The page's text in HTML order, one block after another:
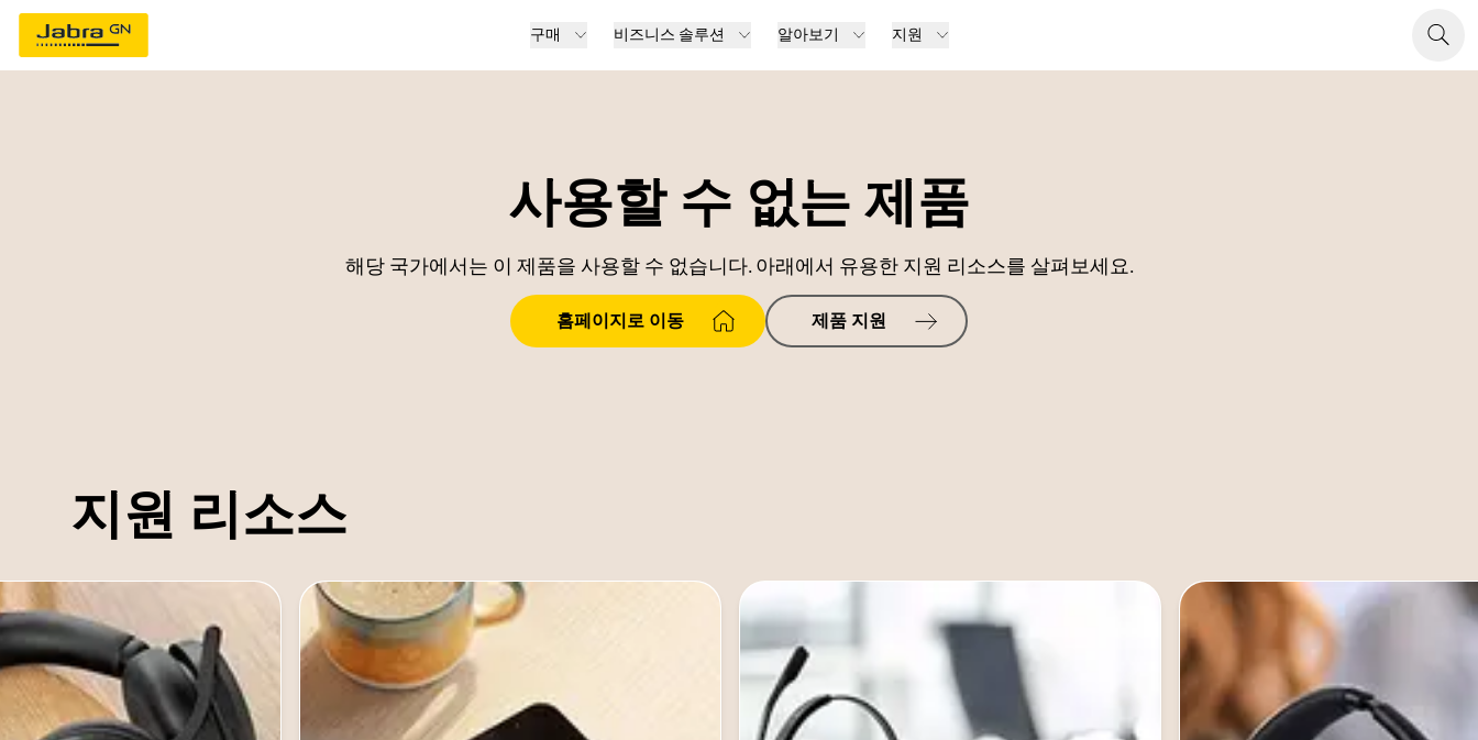
구매 비즈니스 솔루션 알아보기 지원
사용할 수 없는 제품
해당 국가에서는 이 제품을 사용할 수 없습니다. 아래에서 유용한 지원 리소스를 살펴보세요.
홈페이지로 이동 제품 지원
지원 리소스